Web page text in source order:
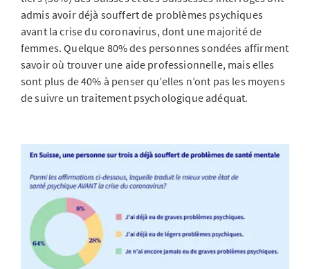
admis avoir déjà souffert de problèmes psychiques
avant la crise du coronavirus, dont une majorité de
femmes. Quelque 80% des personnes sondées affirment
savoir où trouver une aide professionnelle, mais elles
sont plus de 40% à penser qu’elles n’ont pas les moyens
de suivre un traitement psychologique adéquat.